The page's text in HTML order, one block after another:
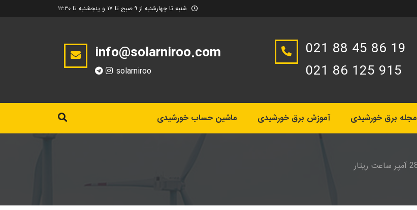
شنبه تا چهارشنبه از ۹ صبح تا ۱۷ و پنجشنبه تا ۱۲:۳۰
021 88 45 86 19
021 86 125 915
info@solarniroo.com
solarniroo
مجله برق خورشیدی آموزش برق خورشیدی ماشین حساب خورشیدی